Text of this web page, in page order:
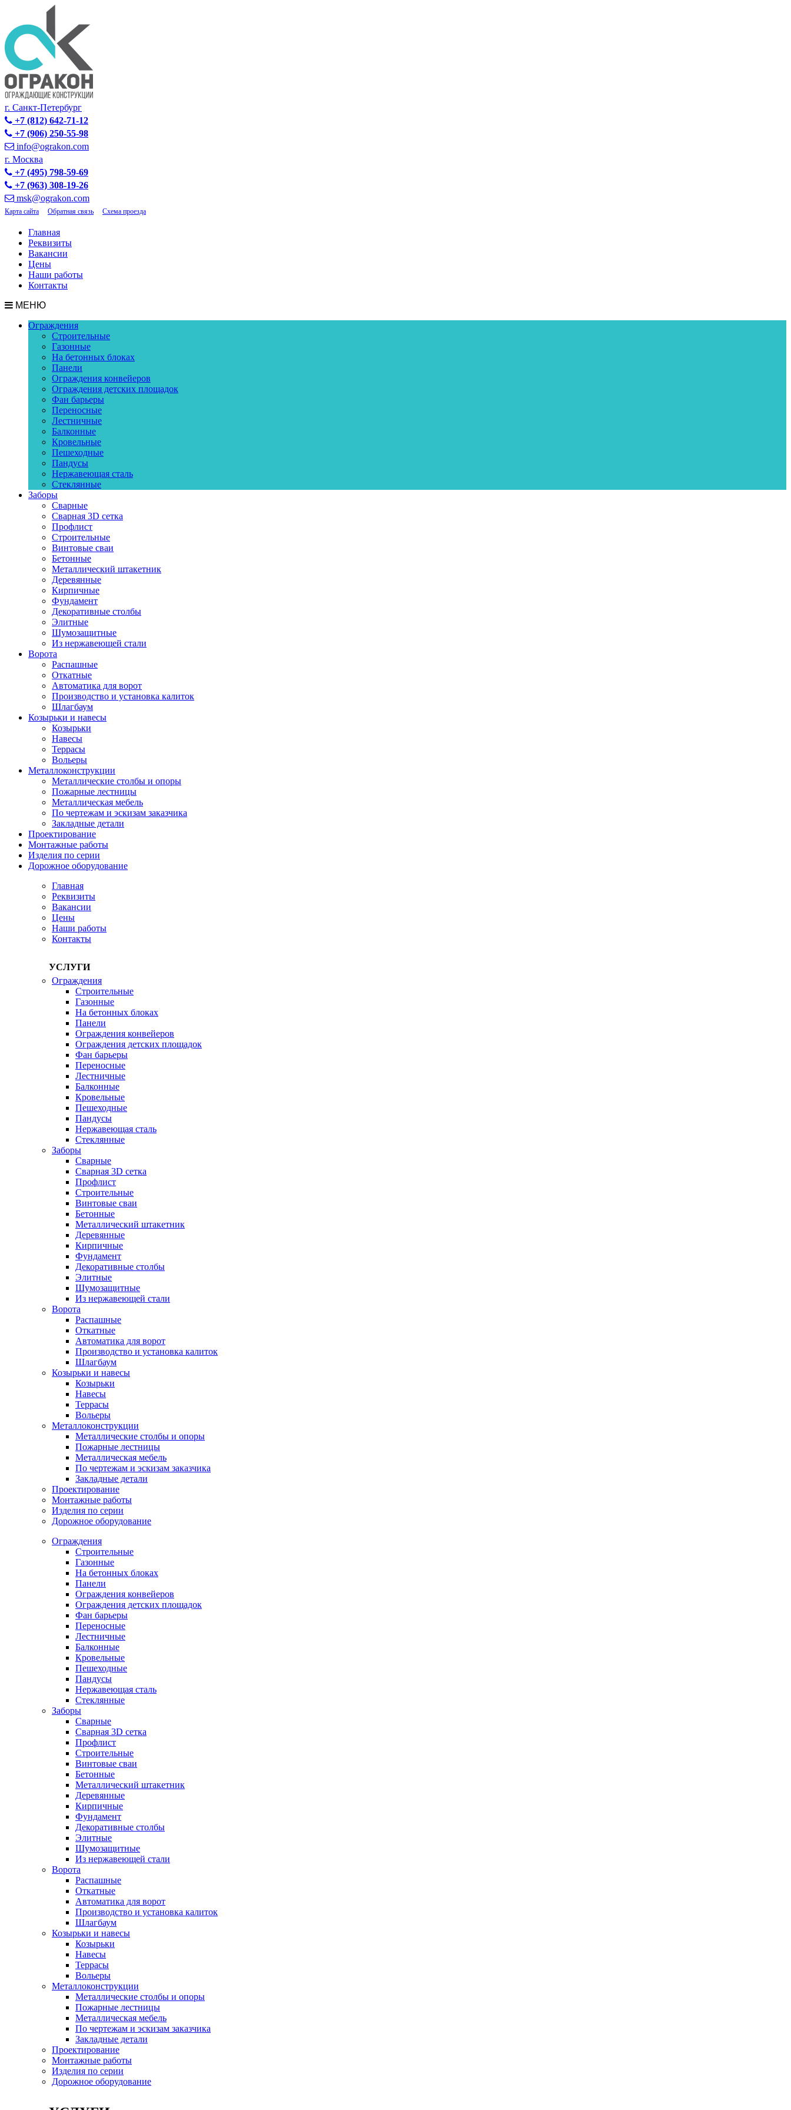
г. Санкт-Петербург
+7 (812) 642-71-12
+7 (906) 250-55-98
info@ograkon.com
г. Москва
+7 (495) 798-59-69
+7 (963) 308-19-26
msk@ograkon.com
Карта сайта Обратная связь Схема проезда
Главная
Реквизиты
Вакансии
Цены
Наши работы
Контакты
МЕНЮ
Ограждения
Строительные
Газонные
На бетонных блоках
Панели
Ограждения конвейеров
Ограждения детских площадок
Фан барьеры
Переносные
Лестничные
Балконные
Кровельные
Пешеходные
Пандусы
Нержавеющая сталь
Стеклянные
Заборы
Сварные
Сварная 3D сетка
Профлист
Строительные
Винтовые сваи
Бетонные
Металлический штакетник
Деревянные
Кирпичные
Фундамент
Декоративные столбы
Элитные
Шумозащитные
Из нержавеющей стали
Ворота
Распашные
Откатные
Автоматика для ворот
Производство и установка калиток
Шлагбаум
Козырьки и навесы
Козырьки
Навесы
Террасы
Вольеры
Металлоконструкции
Металлические столбы и опоры
Пожарные лестницы
Металлическая мебель
По чертежам и эскизам заказчика
Закладные детали
Проектирование
Монтажные работы
Изделия по серии
Дорожное оборудование
Главная
Реквизиты
Вакансии
Цены
Наши работы
Контакты
УСЛУГИ
Ограждения
Строительные
Газонные
На бетонных блоках
Панели
Ограждения конвейеров
Ограждения детских площадок
Фан барьеры
Переносные
Лестничные
Балконные
Кровельные
Пешеходные
Пандусы
Нержавеющая сталь
Стеклянные
Заборы
Сварные
Сварная 3D сетка
Профлист
Строительные
Винтовые сваи
Бетонные
Металлический штакетник
Деревянные
Кирпичные
Фундамент
Декоративные столбы
Элитные
Шумозащитные
Из нержавеющей стали
Ворота
Распашные
Откатные
Автоматика для ворот
Производство и установка калиток
Шлагбаум
Козырьки и навесы
Козырьки
Навесы
Террасы
Вольеры
Металлоконструкции
Металлические столбы и опоры
Пожарные лестницы
Металлическая мебель
По чертежам и эскизам заказчика
Закладные детали
Проектирование
Монтажные работы
Изделия по серии
Дорожное оборудование
Ограждения
Строительные
Газонные
На бетонных блоках
Панели
Ограждения конвейеров
Ограждения детских площадок
Фан барьеры
Переносные
Лестничные
Балконные
Кровельные
Пешеходные
Пандусы
Нержавеющая сталь
Стеклянные
Заборы
Сварные
Сварная 3D сетка
Профлист
Строительные
Винтовые сваи
Бетонные
Металлический штакетник
Деревянные
Кирпичные
Фундамент
Декоративные столбы
Элитные
Шумозащитные
Из нержавеющей стали
Ворота
Распашные
Откатные
Автоматика для ворот
Производство и установка калиток
Шлагбаум
Козырьки и навесы
Козырьки
Навесы
Террасы
Вольеры
Металлоконструкции
Металлические столбы и опоры
Пожарные лестницы
Металлическая мебель
По чертежам и эскизам заказчика
Закладные детали
Проектирование
Монтажные работы
Изделия по серии
Дорожное оборудование